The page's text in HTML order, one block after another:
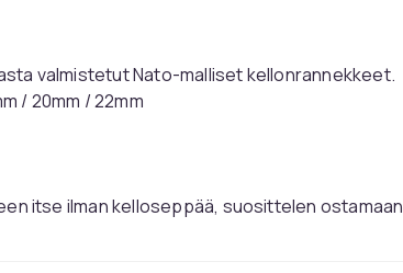
valmistetut Nato-malliset kellonrannekkeet.
/ 20mm / 22mm
itse ilman kelloseppää, suosittelen ostamaan